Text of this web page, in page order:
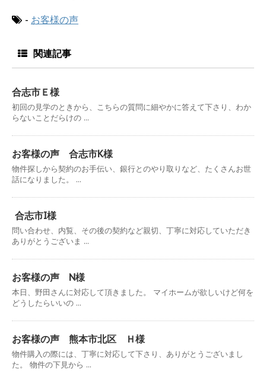
- お客様の声
関連記事
合志市Ｅ様
初回の見学のときから、こちらの質問に細やかに答えて下さり、わか
らないことだらけの ...
お客様の声 合志市K様
物件探しから契約のお手伝い、銀行とのやり取りなど、たくさんお世
話になりました。 ...
合志市I様
問い合わせ、内覧、その後の契約など親切、丁寧に対応していただき
ありがとうございま ...
お客様の声 N様
本日、野田さんに対応して頂きました。 マイホームが欲しいけど何を
どうしたらいいの ...
お客様の声 熊本市北区 Ｈ様
物件購入の際には、丁寧に対応して下さり、ありがとうございまし
た。 物件の下見から ...